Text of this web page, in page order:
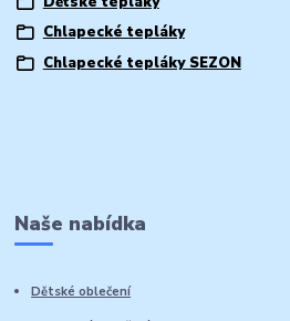
Chlapecké tepláky
Chlapecké tepláky SEZON
Naše nabídka
Dětské oblečení